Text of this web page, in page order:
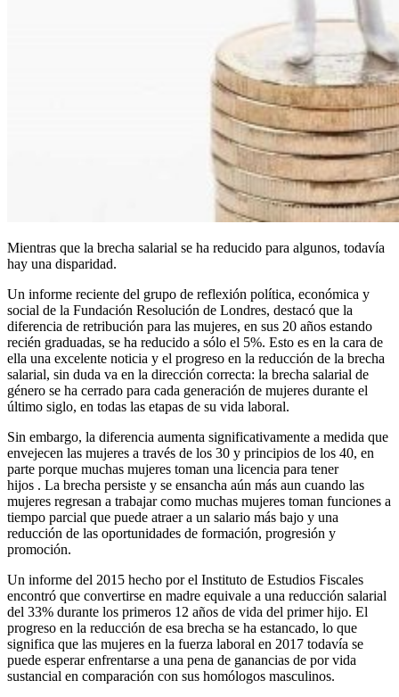
Mientras que la brecha salarial se ha reducido para algunos, todavía
hay una disparidad.
Un informe reciente del grupo de reflexión política, económica y
social de la Fundación Resolución de Londres, destacó que la
diferencia de retribución para las mujeres, en sus 20 años estando
recién graduadas, se ha reducido a sólo el 5%. Esto es en la cara de
ella una excelente noticia y el progreso en la reducción de la brecha
salarial, sin duda va en la dirección correcta: la brecha salarial de
género se ha cerrado para cada generación de mujeres durante el
último siglo, en todas las etapas de su vida laboral.
Sin embargo, la diferencia aumenta significativamente a medida que
envejecen las mujeres a través de los 30 y principios de los 40, en
parte porque muchas mujeres toman una licencia para tener
hijos . La brecha persiste y se ensancha aún más aun cuando las
mujeres regresan a trabajar como muchas mujeres toman funciones a
tiempo parcial que puede atraer a un salario más bajo y una
reducción de las oportunidades de formación, progresión y
promoción.
Un informe del 2015 hecho por el Instituto de Estudios Fiscales
encontró que convertirse en madre equivale a una reducción salarial
del 33% durante los primeros 12 años de vida del primer hijo. El
progreso en la reducción de esa brecha se ha estancado, lo que
significa que las mujeres en la fuerza laboral en 2017 todavía se
puede esperar enfrentarse a una pena de ganancias de por vida
sustancial en comparación con sus homólogos masculinos.